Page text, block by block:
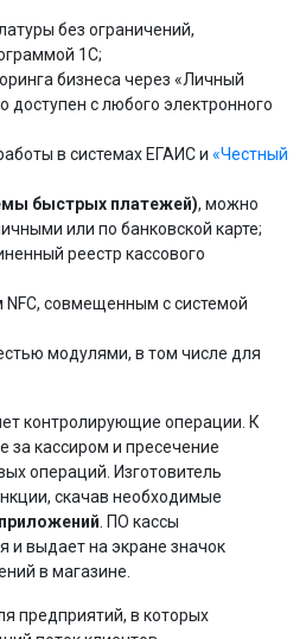
без ограничений,
1С;
бизнеса через «Личный
доступен с любого электронного
в системах ЕГАИС и «Честный
быстрых платежей), можно
или по банковской карте;
реестр кассового
совмещенным с системой
модулями, в том числе для
контролирующие операции. К
за кассиром и пресечение
операций. Изготовитель
скачав необходимые
. ПО кассы
и выдает на экране значок
в магазине.
предприятий, в которых